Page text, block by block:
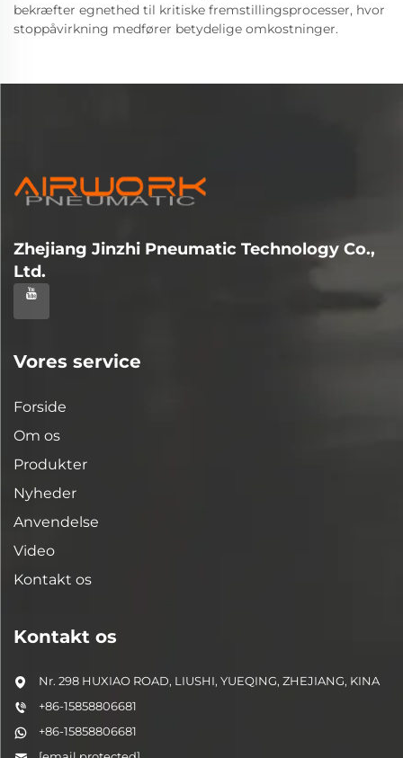
bekræfter egnethed til kritiske fremstillingsprocesser, hvor
stoppåvirkning medfører betydelige omkostninger.
Zhejiang Jinzhi Pneumatic Technology Co.,
Ltd.
Vores service
Forside
Om os
Produkter
Nyheder
Anvendelse
Video
Kontakt os
Kontakt os
Nr. 298 HUXIAO ROAD, LIUSHI, YUEQING, ZHEJIANG, KINA
+86-15858806681
+86-15858806681